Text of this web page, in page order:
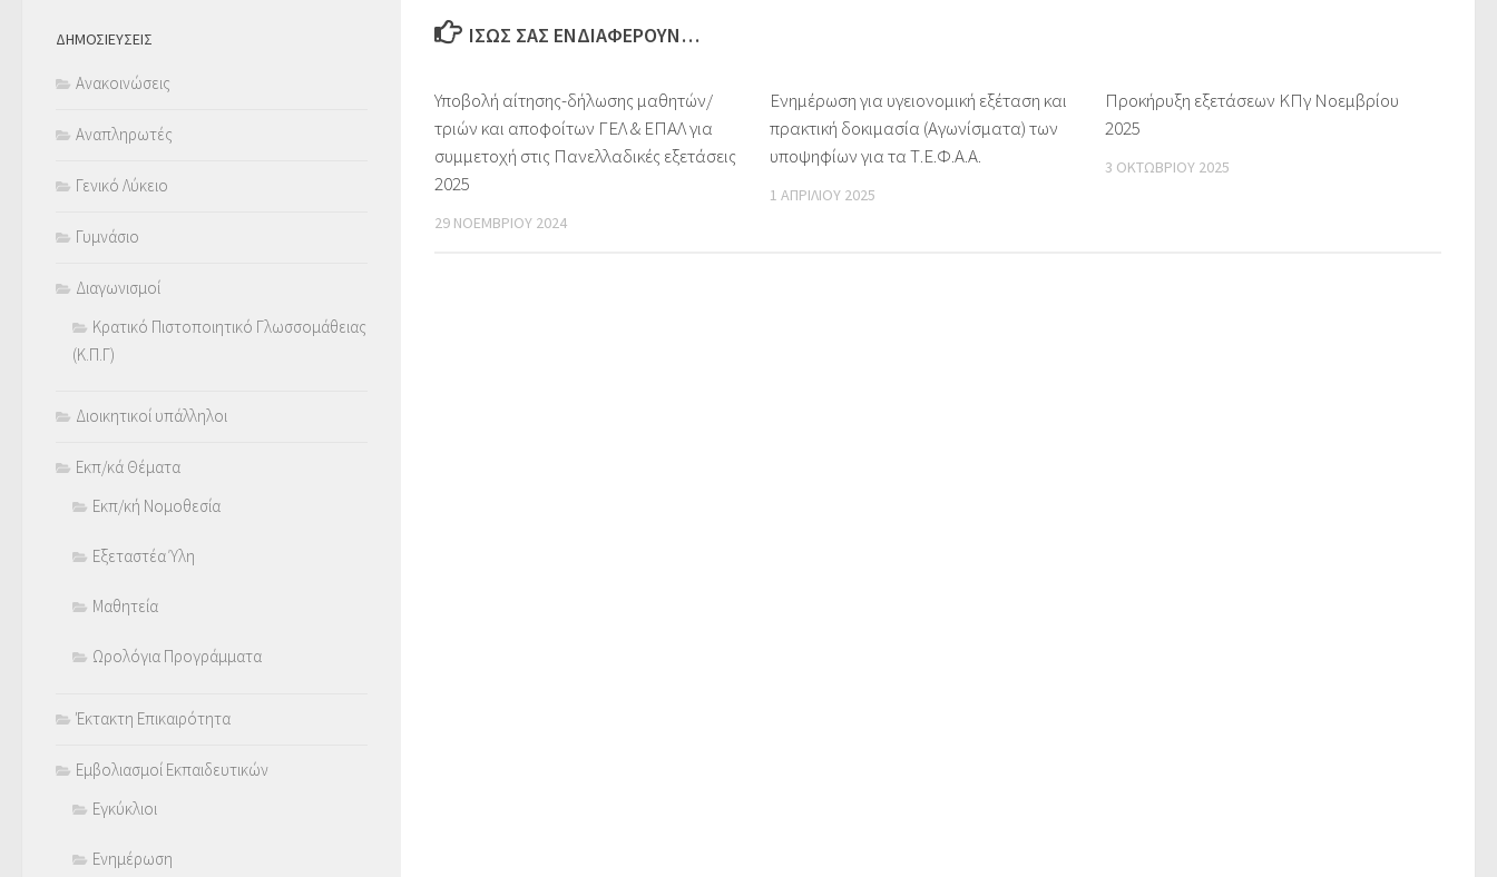
ΊΣΩΣ ΣΑΣ ΕΝΔΙΑΦΈΡΟΥΝ…
Υποβολή αίτησης-δήλωσης μαθητών/
τριών και αποφοίτων ΓΕΛ & ΕΠΑΛ για
συμμετοχή στις Πανελλαδικές εξετάσεις
2025
29 ΝΟΕΜΒΡΊΟΥ 2024
Ενημέρωση για υγειονομική εξέταση και
πρακτική δοκιμασία (Αγωνίσματα) των
υποψηφίων για τα Τ.Ε.Φ.Α.Α.
1 ΑΠΡΙΛΊΟΥ 2025
Προκήρυξη εξετάσεων ΚΠγ Νοεμβρίου
2025
3 ΟΚΤΩΒΡΊΟΥ 2025
ΔΗΜΟΣΙΕΥΣΕΙΣ
Ανακοινώσεις
Αναπληρωτές
Γενικό Λύκειο
Γυμνάσιο
Διαγωνισμοί
Κρατικό Πιστοποιητικό Γλωσσομάθειας
(Κ.Π.Γ)
Διοικητικοί υπάλληλοι
Εκπ/κά Θέματα
Εκπ/κή Νομοθεσία
Εξεταστέα Ύλη
Μαθητεία
Ωρολόγια Προγράμματα
Έκτακτη Επικαιρότητα
Εμβολιασμοί Εκπαιδευτικών
Εγκύκλιοι
Ενημέρωση